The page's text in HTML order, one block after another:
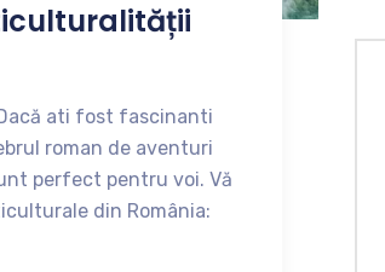
ati fost fascinanti
roman de aventuri
perfect pentru voi. Vă
din România: